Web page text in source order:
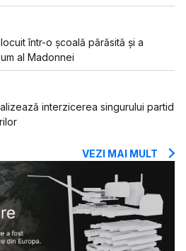
într-o școală părăsită și a
al Madonnei
interzicerea singurului partid
VEZI MAI MULT